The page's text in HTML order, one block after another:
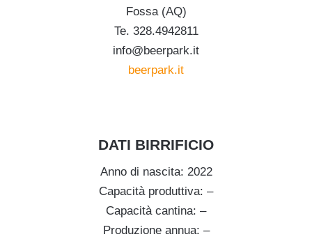
Fossa (AQ)
Te. 328.4942811
info@beerpark.it
beerpark.it
DATI BIRRIFICIO
Anno di nascita: 2022
Capacità produttiva: –
Capacità cantina: –
Produzione annua: –